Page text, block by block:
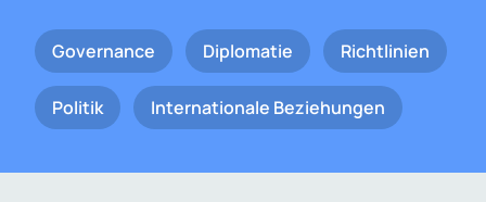
Governance Diplomatie Richtlinien
Politik Internationale Beziehungen